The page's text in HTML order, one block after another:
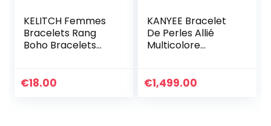
KELITCH Femmes
Bracelets Rang
Boho Bracelets
D’été Plage
€18.00
KANYEE Bracelet
De Perles Allié
Multicolore
Fait A La Main pour
€1,499.00